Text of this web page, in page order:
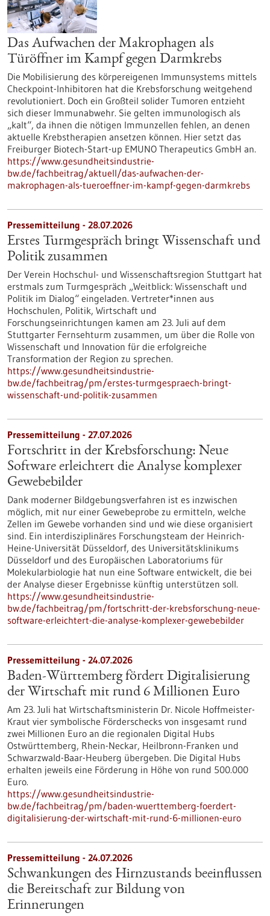
Das Aufwachen der Makrophagen als
Türöffner im Kampf gegen Darmkrebs
Die Mobilisierung des körpereigenen Immunsystems mittels
Checkpoint-Inhibitoren hat die Krebsforschung weitgehend
revolutioniert. Doch ein Großteil solider Tumoren entzieht
sich dieser Immunabwehr. Sie gelten immunologisch als
„kalt“, da ihnen die nötigen Immunzellen fehlen, an denen
aktuelle Krebstherapien ansetzen können. Hier setzt das
Freiburger Biotech-Start-up EMUNO Therapeutics GmbH an.
https://www.gesundheitsindustrie-
bw.de/fachbeitrag/aktuell/das-aufwachen-der-
makrophagen-als-tueroeffner-im-kampf-gegen-darmkrebs
Pressemitteilung - 28.07.2026
Erstes Turmgespräch bringt Wissenschaft und
Politik zusammen
Der Verein Hochschul- und Wissenschaftsregion Stuttgart hat
erstmals zum Turmgespräch „Weitblick: Wissenschaft und
Politik im Dialog“ eingeladen. Vertreter*innen aus
Hochschulen, Politik, Wirtschaft und
Forschungseinrichtungen kamen am 23. Juli auf dem
Stuttgarter Fernsehturm zusammen, um über die Rolle von
Wissenschaft und Innovation für die erfolgreiche
Transformation der Region zu sprechen.
https://www.gesundheitsindustrie-
bw.de/fachbeitrag/pm/erstes-turmgespraech-bringt-
wissenschaft-und-politik-zusammen
Pressemitteilung - 27.07.2026
Fortschritt in der Krebsforschung: Neue
Software erleichtert die Analyse komplexer
Gewebebilder
Dank moderner Bildgebungsverfahren ist es inzwischen
möglich, mit nur einer Gewebeprobe zu ermitteln, welche
Zellen im Gewebe vorhanden sind und wie diese organisiert
sind. Ein interdisziplinäres Forschungsteam der Heinrich-
Heine-Universität Düsseldorf, des Universitätsklinikums
Düsseldorf und des Europäischen Laboratoriums für
Molekularbiologie hat nun eine Software entwickelt, die bei
der Analyse dieser Ergebnisse künftig unterstützen soll.
https://www.gesundheitsindustrie-
bw.de/fachbeitrag/pm/fortschritt-der-krebsforschung-neue-
software-erleichtert-die-analyse-komplexer-gewebebilder
Pressemitteilung - 24.07.2026
Baden-Württemberg fördert Digitalisierung
der Wirtschaft mit rund 6 Millionen Euro
Am 23. Juli hat Wirtschaftsministerin Dr. Nicole Hoffmeister-
Kraut vier symbolische Förderschecks von insgesamt rund
zwei Millionen Euro an die regionalen Digital Hubs
Ostwürttemberg, Rhein-Neckar, Heilbronn-Franken und
Schwarzwald-Baar-Heuberg übergeben. Die Digital Hubs
erhalten jeweils eine Förderung in Höhe von rund 500.000
Euro.
https://www.gesundheitsindustrie-
bw.de/fachbeitrag/pm/baden-wuerttemberg-foerdert-
digitalisierung-der-wirtschaft-mit-rund-6-millionen-euro
Pressemitteilung - 24.07.2026
Schwankungen des Hirnzustands beeinflussen
die Bereitschaft zur Bildung von
Erinnerungen